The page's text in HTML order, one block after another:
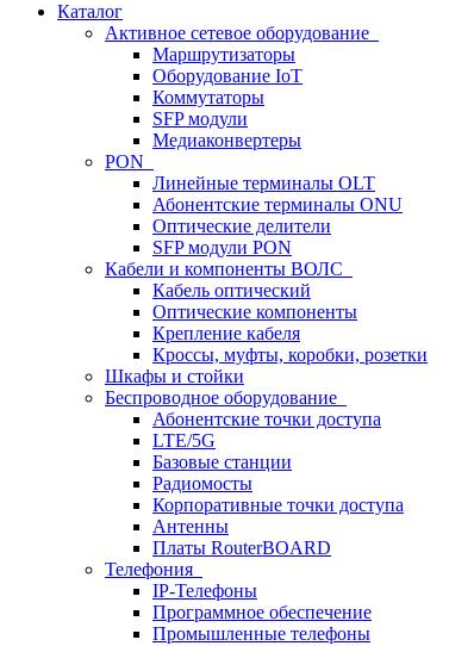
Каталог
Активное сетевое оборудование
Маршрутизаторы
Оборудование IoT
Коммутаторы
SFP модули
Медиаконвертеры
PON
Линейные терминалы OLT
Абонентские терминалы ONU
Оптические делители
SFP модули PON
Кабели и компоненты ВОЛС
Кабель оптический
Оптические компоненты
Крепление кабеля
Кроссы, муфты, коробки, розетки
Шкафы и стойки
Беспроводное оборудование
Абонентские точки доступа
LTE/5G
Базовые станции
Радиомосты
Корпоративные точки доступа
Антенны
Платы RouterBOARD
Телефония
IP-Телефоны
Программное обеспечение
Промышленные телефоны